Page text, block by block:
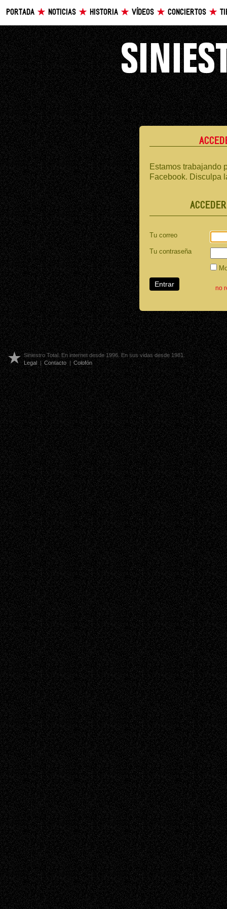
PORTADA NOTICIAS HISTORIA VÍDEOS CONCIERTOS
Estamos trabajando
Facebook. Disculpa
Tu correo
Tu contraseña
no
Siniestro Total. En internet desde 1996. En sus vidas desde 1981.
Legal | Contacto | Colofón